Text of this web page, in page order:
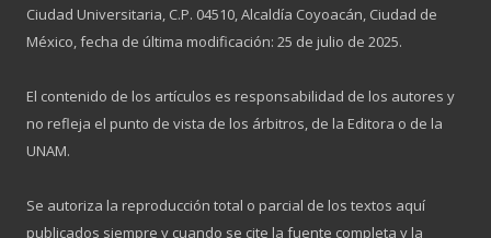
Ciudad Universitaria, C.P. 04510, Alcaldía Coyoacán, Ciudad de
México, fecha de última modificación: 25 de julio de 2025.
El contenido de los artículos es responsabilidad de los autores y
no refleja el punto de vista de los árbitros, de la Editora o de la
UNAM.
Se autoriza la reproducción total o parcial de los textos aquí
publicados siempre y cuando se cite la fuente completa y la